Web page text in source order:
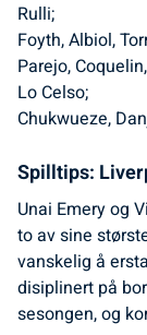
Rulli;
Foyth, Albiol,
Parejo,
Lo Celso;
Chukwueze,
Spilltips:
Unai Emery og
to av sine
vanskelig å
disiplinert på
sesongen, og